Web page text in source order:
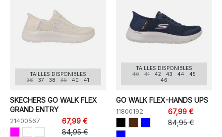
TAILLES DISPONIBLES
36
37 38 39 40 41
SKECHERS GO WALK FLEX
GRAND ENTRY
21400567
67,99 €
84,95 €
TAILLES DISPONIBLES
40
41 42 43 44
45
46
GO WALK FLEX-HANDS UPS
11800192
67,99 €
84,95 €